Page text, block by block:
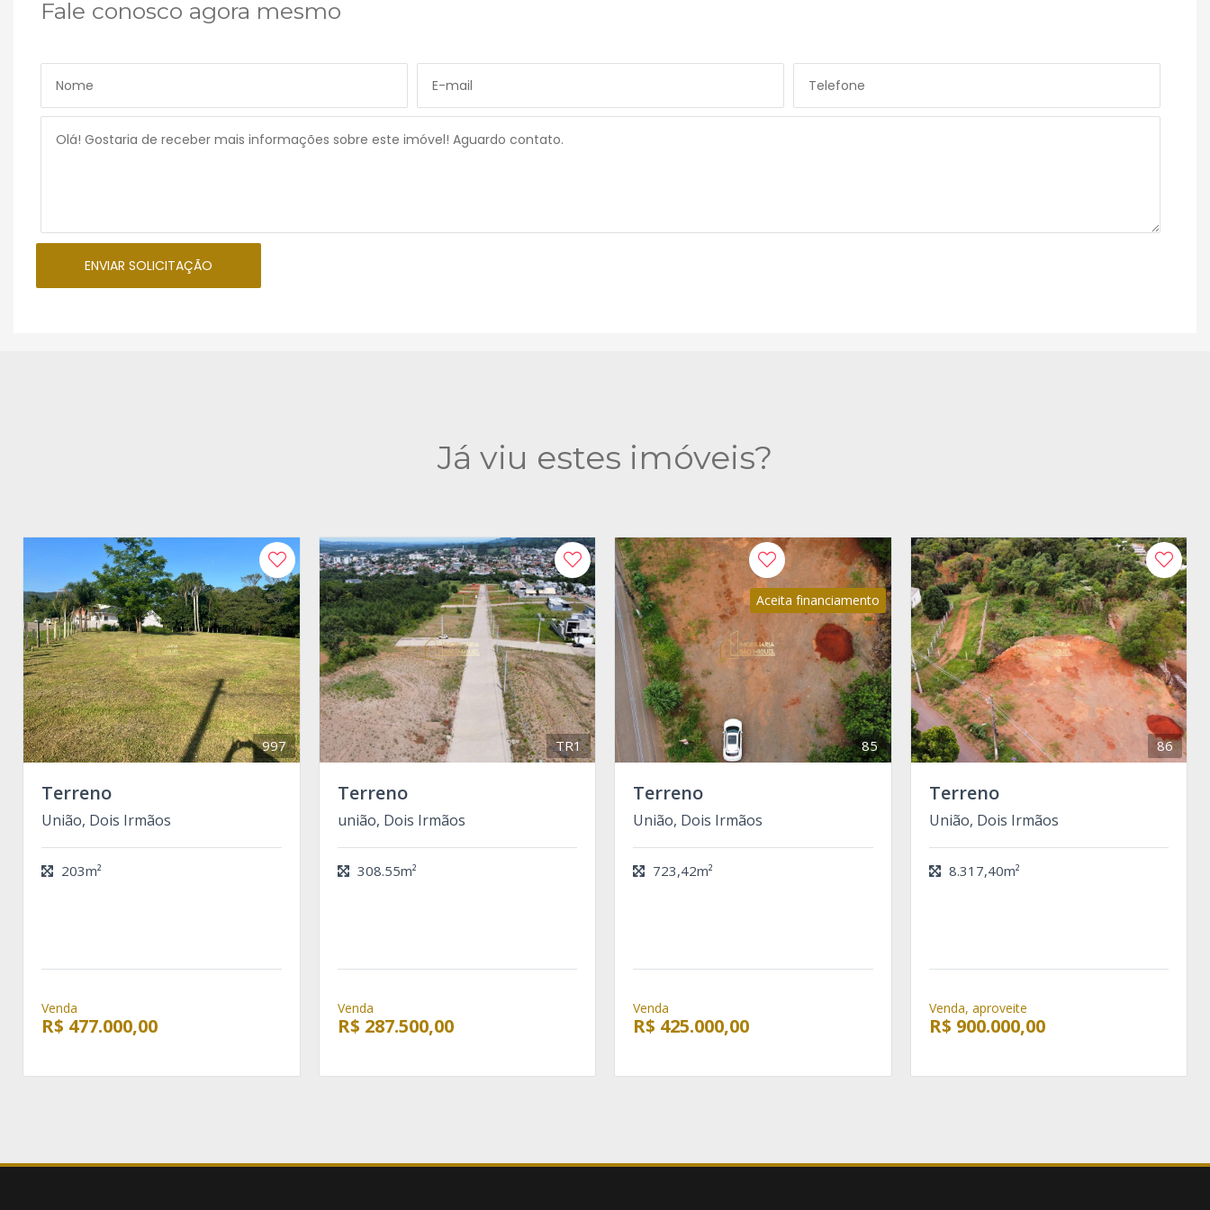
Fale conosco agora mesmo
Já viu estes imóveis?
997
Terreno
União, Dois Irmãos
203m²
Venda
R$ 477.000,00
TR1
Terreno
união, Dois Irmãos
308.55m²
Venda
R$ 287.500,00
Aceita financiamento
85
Terreno
União, Dois Irmãos
723,42m²
Venda
R$ 425.000,00
86
Terreno
União, Dois Irmãos
8.317,40m²
Venda, aproveite
R$ 900.000,00